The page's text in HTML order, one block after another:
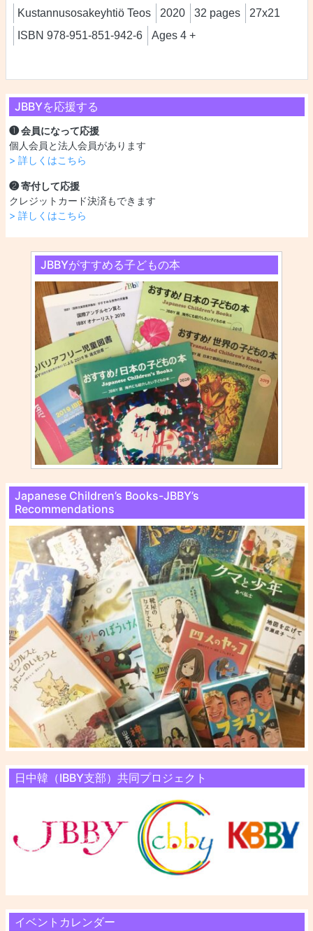
JBBYを応援する
❶ 会員になって応援
個人会員と法人会員があります
> 詳しくはこちら
❷ 寄付して応援
クレジットカード決済もできます
> 詳しくはこちら
JBBYがすすめる子どもの本
Japanese Children’s Books-JBBY’s
Recommendations
日中韓（IBBY支部）共同プロジェクト
イベントカレンダー
Kustannusosakeyhtiö Teos 2020 32 pages
27x21
ISBN 978-951-851-942-6
Ages 4 +